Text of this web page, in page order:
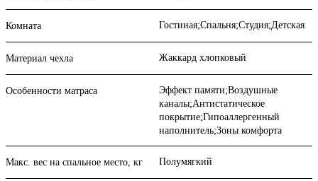
Комната Гостиная;Спальня;Студия;Детская
Материал чехла Жаккард хлопковый
Особенности матраса
Эффект памяти;Воздушные
каналы;Антистатическое
покрытие;Гипоаллергенный
наполнитель;Зоны комфорта
Макс. вес на спальное место, кг Полумягкий